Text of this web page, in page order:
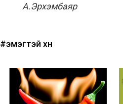
А.Эрхэмбаяр
#эмэгтэй хүн